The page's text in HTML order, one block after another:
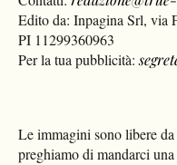
Edito da: Inpagina Srl, via
PI 11299360963
Per la tua pubblicità:
Le immagini sono libere
preghiamo di mandarci